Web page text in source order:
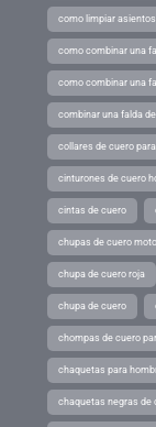
como limpiar
como combinar una
como combinar una
combinar una falda
collares de cuero
cinturones de cuero
cintas de cuero
chupas de cuero moto
chupa de cuero roja
chupa de cuero
chompas de cuero
chaquetas para
chaquetas negras de